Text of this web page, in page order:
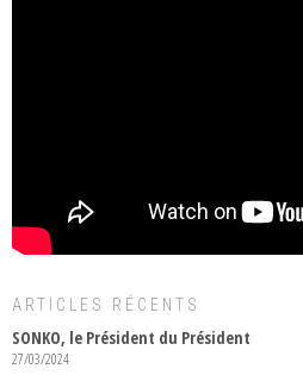
ARTICLES RÉCENTS
SONKO, le Président du Président
27/03/2024